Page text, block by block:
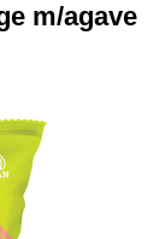
m/agave